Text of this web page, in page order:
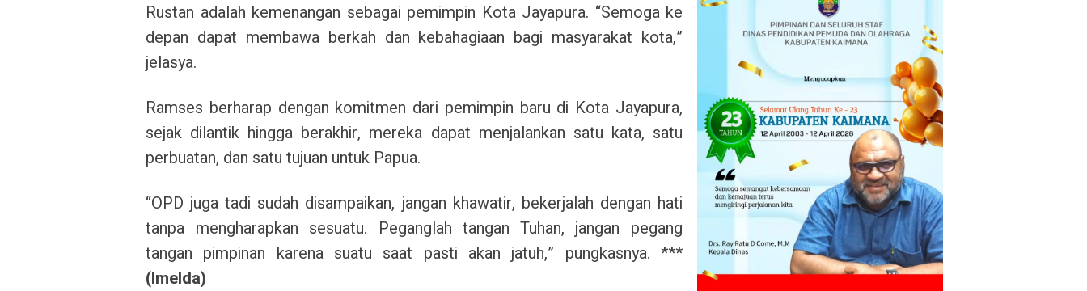
Rustan adalah kemenangan sebagai pemimpin Kota Jayapura. “Semoga ke
depan dapat membawa berkah dan kebahagiaan bagi masyarakat kota,”
jelasya.
Ramses berharap dengan komitmen dari pemimpin baru di Kota Jayapura,
sejak dilantik hingga berakhir, mereka dapat menjalankan satu kata, satu
perbuatan, dan satu tujuan untuk Papua.
“OPD juga tadi sudah disampaikan, jangan khawatir, bekerjalah dengan hati
tanpa mengharapkan sesuatu. Peganglah tangan Tuhan, jangan pegang
tangan pimpinan karena suatu saat pasti akan jatuh,” pungkasnya. ***
(Imelda)